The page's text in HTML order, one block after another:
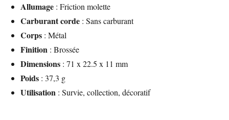
Allumage : Friction molette
Carburant corde : Sans carburant
Corps : Métal
Finition : Brossée
Dimensions : 71 x 22.5 x 11 mm
Poids : 37,3 g
Utilisation : Survie, collection, décoratif